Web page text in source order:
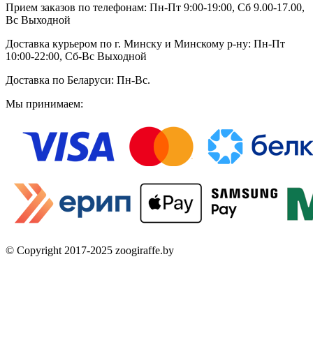
Прием заказов по телефонам: Пн-Пт 9:00-19:00, Сб 9.00-17.00,
Вс Выходной
Доставка курьером по г. Минску и Минскому р-ну: Пн-Пт
10:00-22:00, Сб-Вс Выходной
Доставка по Беларуси: Пн-Вс.
Мы принимаем:
© Copyright 2017-2025 zoogiraffe.by